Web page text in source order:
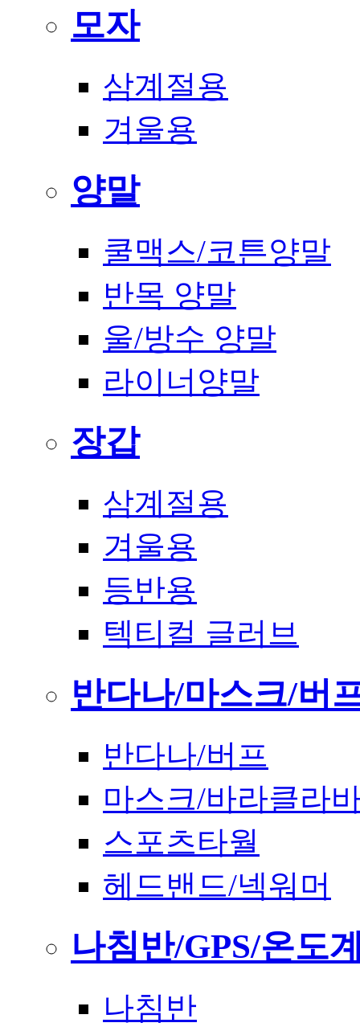
모자
삼계절용
겨울용
양말
쿨맥스/코튼양말
반목 양말
울/방수 양말
라이너양말
장갑
삼계절용
겨울용
등반용
텍티컬 글러브
반다나/마스크/버
반다나/버프
마스크/바라클라
스포츠타월
헤드밴드/넥워머
나침반/GPS/온도
나침반